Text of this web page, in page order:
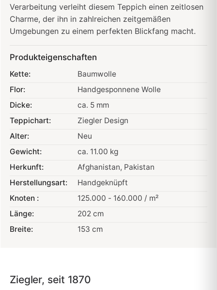
Verarbeitung verleiht diesem Teppich einen zeitlosen
Charme, der ihn in zahlreichen zeitgemäßen
Umgebungen zu einem perfekten Blickfang macht.
Produkteigenschaften
Kette:
Baumwolle
Flor:
Handgesponnene Wolle
Dicke:
ca. 5 mm
Teppichart:
Ziegler Design
Alter:
Neu
Gewicht:
ca. 11.00 kg
Herkunft:
Afghanistan, Pakistan
Herstellungsart:
Handgeknüpft
Knoten :
125.000 - 160.000 / m²
Länge:
202 cm
Breite:
153 cm
Ziegler, seit 1870